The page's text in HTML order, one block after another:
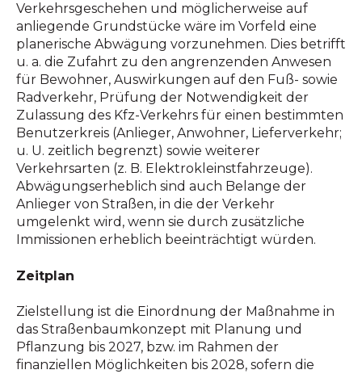
Verkehrsgeschehen und möglicherweise auf
anliegende Grundstücke wäre im Vorfeld eine
planerische Abwägung vorzunehmen. Dies betrifft
u. a. die Zufahrt zu den angrenzenden Anwesen
für Bewohner, Auswirkungen auf den Fuß- sowie
Radverkehr, Prüfung der Notwendigkeit der
Zulassung des Kfz-Verkehrs für einen bestimmten
Benutzerkreis (Anlieger, Anwohner, Lieferverkehr;
u. U. zeitlich begrenzt) sowie weiterer
Verkehrsarten (z. B. Elektrokleinstfahrzeuge).
Abwägungserheblich sind auch Belange der
Anlieger von Straßen, in die der Verkehr
umgelenkt wird, wenn sie durch zusätzliche
Immissionen erheblich beeinträchtigt würden.
Zeitplan
Zielstellung ist die Einordnung der Maßnahme in
das Straßenbaumkonzept mit Planung und
Pflanzung bis 2027, bzw. im Rahmen der
finanziellen Möglichkeiten bis 2028, sofern die